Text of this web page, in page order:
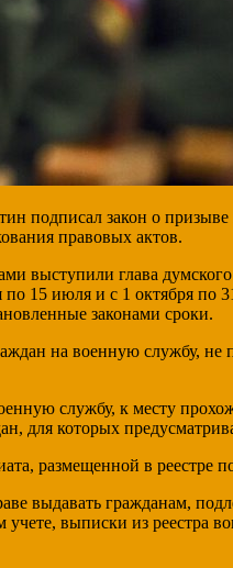
закон о призыве
правовых актов.
выступили глава
15 июля и с 1 октября по
законами сроки.
на военную службу,
службу, к месту
для которых
размещенной в
выдавать гражданам,
выписки из реестра